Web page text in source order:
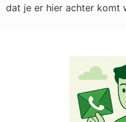
dat je er hier achter komt